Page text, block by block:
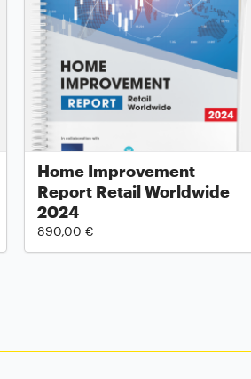
Home Improvement
Report Retail Worldwide
2024
890,00 €